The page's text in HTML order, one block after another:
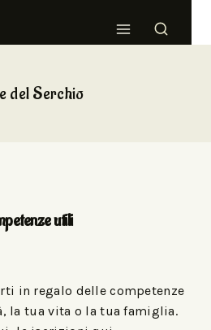
del Serchio
utili
in regalo delle competenze
la tua vita o la tua famiglia.